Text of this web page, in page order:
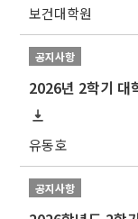
보건대학원
공지사항
유동호
공지사항